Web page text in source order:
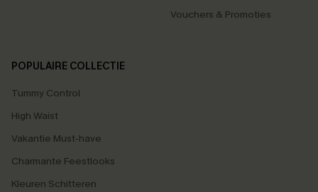
Vouchers & Promoties
POPULAIRE COLLECTIE
Tummy Control
High Waist
Vakantie Must-have
Charmante Feestlooks
Kleuren Schitteren